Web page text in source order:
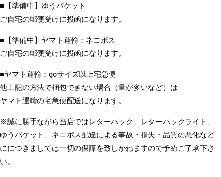
■【準備中】ゆうパケット
ご自宅の郵便受けに投函になります。
■【準備中】ヤマト運輸：ネコポス
ご自宅の郵便受けに投函になります。
■ヤマト運輸：goサイズ以上宅急便
他上記の方法で梱包できない場合（量が多いなど）は
ヤマト運輸の宅急便配送になります。
※誠に勝手ながら当店ではレターパック、レターパックライト、
ゆうパケット、 ネコポス配達による事故・損失・品質の悪化など
ににつきましては一切の保障を致しかねますので予めご了承下さ
い。